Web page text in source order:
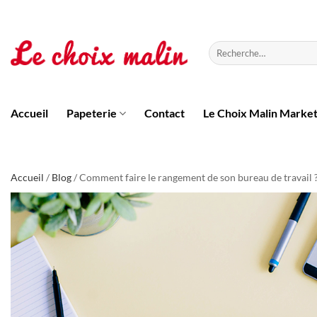
contenu
Recherche
pour :
Accueil Papeterie Contact Le Choix Malin
Accueil / Blog/ Comment faire le rangement de son bureau de travail